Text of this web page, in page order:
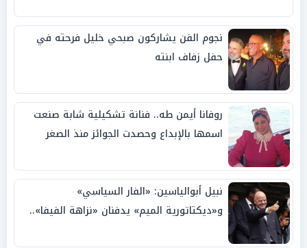
نجوم الفن يشاركون صبحي خليل فرحته في
حفل زفاف ابنته
روفانا أيمن طه.. فنانة تشكيلية شابة صنعت
اسمها بالإبداع وحصدت الجوائز منذ الصغر
نبيل أبوالياسين: «الفار السياسي»
و«ديكتاتورية الميم» يدفنان «نزاهة الفيفا»..